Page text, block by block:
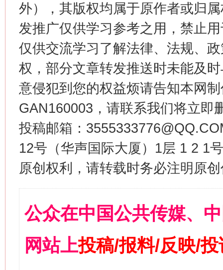
外），其版权均属于原作者或归
发推广仅供学习参考之用，禁止
仅供交流学习了解法律、法规、
权，部分文章转发推送时未能及
意侵犯到您的权益烦请告知本网
GAN160003，请联系我们将立即
投稿邮箱：
12号（华声国际大厦）1层 1 2 1
原创权利，请转载时务必注明原
公众在中国公共传媒、
网站上投稿/报料/反映/